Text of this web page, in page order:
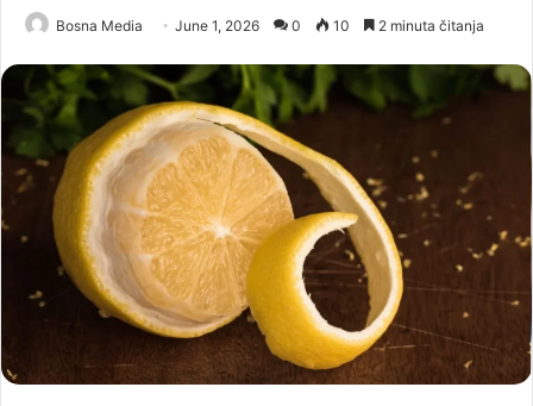
Bosna Media June 1, 2026 0 10 2 minuta čitanja